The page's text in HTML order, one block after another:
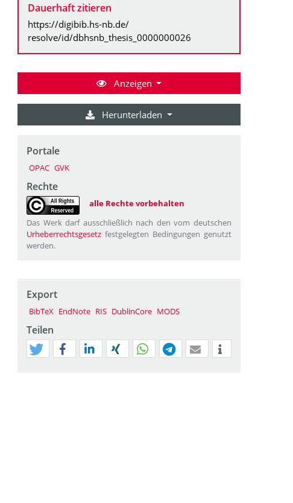
Dauerhaft zitieren
https://digibib.hs-nb.de/
resolve/id/dbhsnb_thesis_0000000026
Anzeigen
Herunterladen
Portale
OPAC GVK
Rechte
alle Rechte vorbehalten
Das Werk darf ausschließlich nach den vom deutschen
Urheberrechtsgesetz festgelegten Bedingungen genutzt
werden.
Export
BibTeX EndNote RIS DublinCore MODS
Teilen